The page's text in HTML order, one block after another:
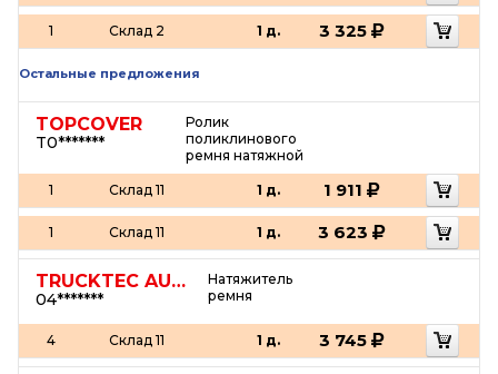
1 Склад 2 1 д. 3 325
Остальные предложения
TOPCOVER
T0*******
Ролик
поликлинового
ремня натяжной
1 Склад 11 1 д. 1 911
1 Склад 11 1 д. 3 623
TRUCKTEC AUTOMOTIVE
04*******
Натяжитель
ремня
4 Склад 11 1 д. 3 745